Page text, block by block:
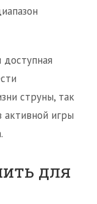
струны, так
активной игры
для